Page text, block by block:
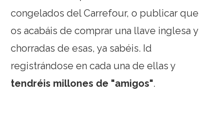
congelados del Carrefour, o publicar que
os acabáis de comprar una llave inglesa y
chorradas de esas, ya sabéis. Id
registrándose en cada una de ellas y
tendréis millones de "amigos".